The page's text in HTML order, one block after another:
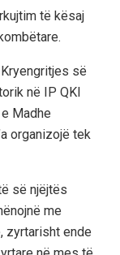
të kësaj
së
në IP QKI
Madhe
organizojë tek
së njëjtës
me
zyrtarisht ende